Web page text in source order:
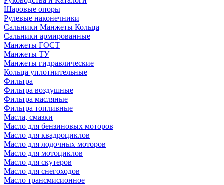
Шаровые опоры
Рулевые наконечники
Сальники Манжеты Кольца
Сальники армированные
Манжеты ГОСТ
Манжеты ТУ
Манжеты гидравлические
Кольца уплотнительные
Фильтра
Фильтра воздушные
Фильтра масляные
Фильтра топливные
Масла, смазки
Масло для бензиновых моторов
Масло для квадроциклов
Масло для лодочных моторов
Масло для мотоциклов
Масло для скутеров
Масло для снегоходов
Масло трансмисионное